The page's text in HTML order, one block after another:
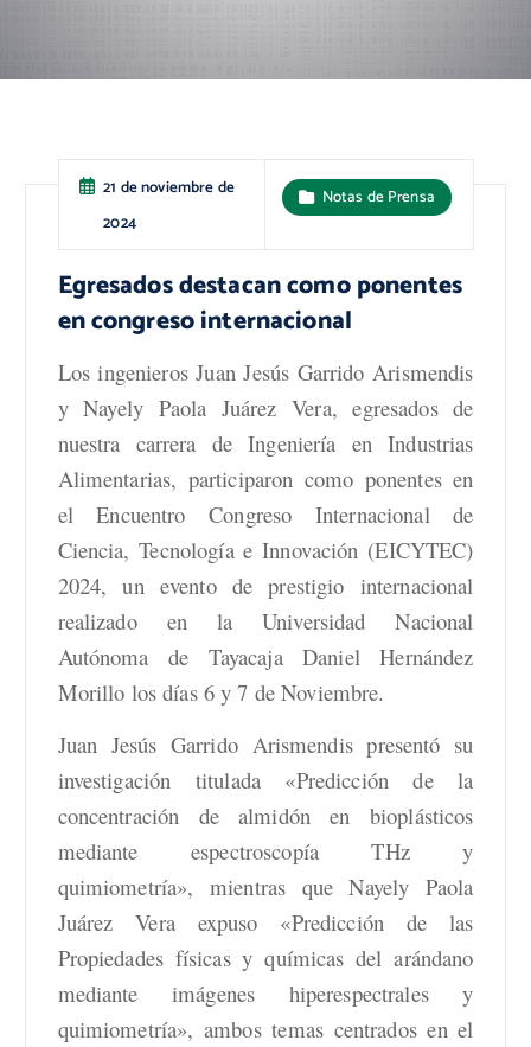
21 de noviembre de
2024
Notas de Prensa
Egresados destacan como ponentes
en congreso internacional
Los ingenieros Juan Jesús Garrido Arismendis
y Nayely Paola Juárez Vera, egresados de
nuestra carrera de Ingeniería en Industrias
Alimentarias, participaron como ponentes en
el Encuentro Congreso Internacional de
Ciencia, Tecnología e Innovación (EICYTEC)
2024, un evento de prestigio internacional
realizado en la Universidad Nacional
Autónoma de Tayacaja Daniel Hernández
Morillo los días 6 y 7 de Noviembre.
Juan Jesús Garrido Arismendis presentó su
investigación titulada «Predicción de la
concentración de almidón en bioplásticos
mediante espectroscopía THz y
quimiometría», mientras que Nayely Paola
Juárez Vera expuso «Predicción de las
Propiedades físicas y químicas del arándano
mediante imágenes hiperespectrales y
quimiometría», ambos temas centrados en el